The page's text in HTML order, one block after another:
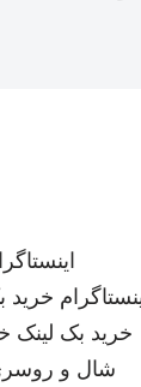
خرید
خرید بک لینک
شال و